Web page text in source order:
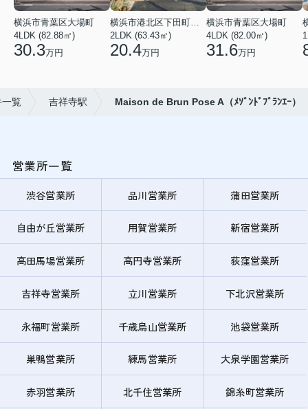
横浜市青葉区大場町
4LDK (82.88㎡)
30.3万円
横浜市港北区下田町２丁目
2LDK (63.43㎡)
20.4万円
横浜市青葉区大場町
4LDK (82.00㎡)
31.6万円
一覧 吉祥寺駅 Maison de Brun Pose A（ﾒｿﾞﾝﾄﾞﾌﾞﾗﾝｴｰ）
営業所一覧
渋谷営業所 品川営業所 蒲田営業所
自由が丘営業所 用賀営業所 新宿営業所
高田馬場営業所 高円寺営業所 荻窪営業所
吉祥寺営業所 立川営業所 下北沢営業所
永福町営業所 千歳烏山営業所 池袋営業所
巣鴨営業所 練馬営業所 大泉学園営業所
赤羽営業所 北千住営業所 錦糸町営業所